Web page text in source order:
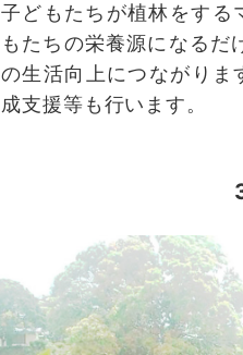
子どもたちが植林をする
もたちの栄養源になるだ
の生活向上につながりま
成支援等も行います。